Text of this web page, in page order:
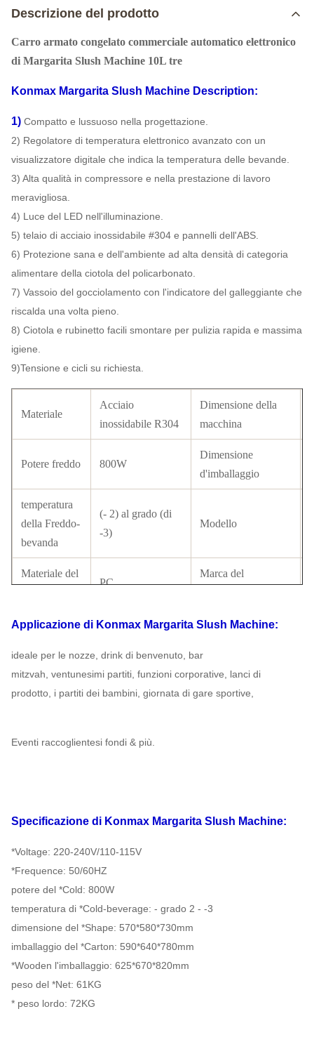
Descrizione del prodotto
Carro armato congelato commerciale automatico elettronico
di Margarita Slush Machine 10L tre
Konmax Margarita Slush Machine Description:
1) Compatto e lussuoso nella progettazione.
2) Regolatore di temperatura elettronico avanzato con un
visualizzatore digitale che indica la temperatura delle bevande.
3) Alta qualità in compressore e nella prestazione di lavoro
meravigliosa.
4) Luce del LED nell'illuminazione.
5) telaio di acciaio inossidabile #304 e pannelli dell'ABS.
6) Protezione sana e dell'ambiente ad alta densità di categoria
alimentare della ciotola del policarbonato.
7) Vassoio del gocciolamento con l'indicatore del galleggiante che
riscalda una volta pieno.
8) Ciotola e rubinetto facili smontare per pulizia rapida e massima
igiene.
9)Tensione e cicli su richiesta.
Materiale
Acciaio
inossidabile R304
Dimensione della
macchina
Potere freddo 800W
Dimensione
d'imballaggio
temperatura
della Freddo-
bevanda
(- 2) al grado (di
-3)
Modello
Materiale del
PC
Marca del
Condensatore con il tubo di rame Certificato
commutatore
Commutatore
LCD
caricamento
220 PCS
DELL'OROLOGIO
20'
caricamento
di FT
92 PCS
Applicazione di Konmax Margarita Slush Machine:
ideale per le nozze, drink di benvenuto, bar
mitzvah, ventunesimi partiti, funzioni corporative,
lanci di
prodotto, i partiti dei bambini, giornata di gare sportive,
Eventi raccoglientesi fondi & più.
Specificazione di Konmax Margarita Slush Machine:
*Voltage: 220-240V/110-115V
*Frequence: 50/60HZ
potere del *Cold: 800W
temperatura di *Cold-beverage: - grado 2 - -3
dimensione del *Shape: 570*580*730mm
imballaggio del *Carton: 590*640*780mm
*Wooden l'imballaggio: 625*670*820mm
peso del *Net: 61KG
* peso lordo: 72KG